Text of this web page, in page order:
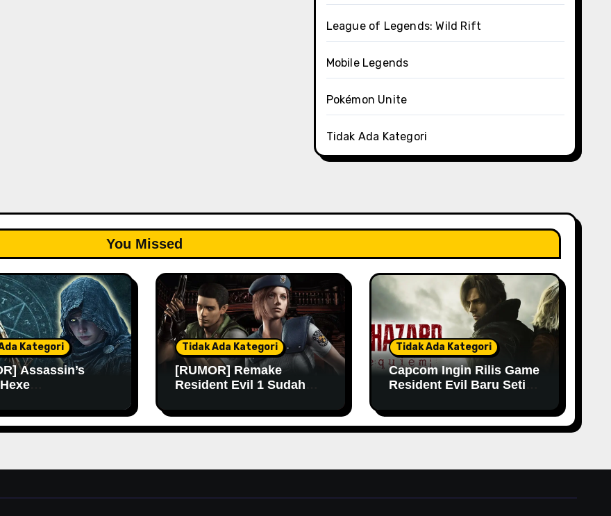
League of Legends: Wild Rift
Mobile Legends
Pokémon Unite
Tidak Ada Kategori
You Missed
Kategori
Assassin’s
Tidak Ada Kategori
[RUMOR] Remake
Resident Evil 1 Sudah
Produksi Sejak Tahun
Lalu
Tidak Ada Kategori
Capcom Ingin Rilis Game
Resident Evil Baru Setiap